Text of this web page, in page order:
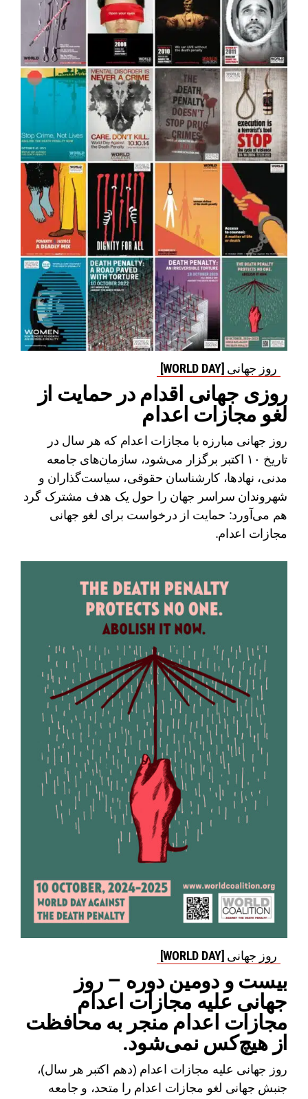
روز جهانی [WORLD DAY]
روزی جهانی اقدام در حمایت از
لغو مجازات اعدام
روز جهانی مبارزه با مجازات اعدام که هر سال در
تاریخ ۱۰ اکتبر برگزار می‌شود، سازمان‌های جامعه
مدنی، نهادها، کارشناسان حقوقی، سیاست‌گذاران و
شهروندان سراسر جهان را حول یک هدف مشترک گرد
هم می‌آورد: حمایت از درخواست برای لغو جهانی
مجازات اعدام.
روز جهانی [WORLD DAY]
بیست و دومین دوره – روز
جهانی علیه مجازات اعدام
مجازات اعدام منجر به محافظت
از هیچ‌کس نمی‌شود.
روز جهانی علیه مجازات اعدام (دهم اکتبر هر سال)،
جنبش جهانی لغو مجازات اعدام را متحد، و جامعه